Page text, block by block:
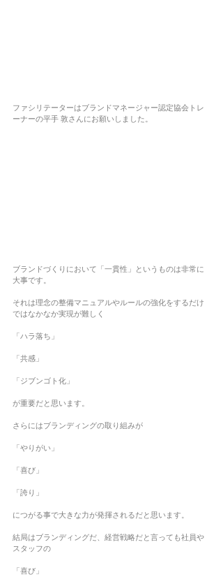
ファシリテーターはブランドマネージャー認定協会トレ
ーナーの平手 敦さんにお願いしました。
ブランドづくりにおいて「一貫性」というものは非常に
大事です。
それは理念の整備マニュアルやルールの強化をするだけ
ではなかなか実現が難しく
「ハラ落ち」
「共感」
「ジブンゴト化」
が重要だと思います。
さらにはブランディングの取り組みが
「やりがい」
「喜び」
「誇り」
につがる事で大きな力が発揮されるだと思います。
結局はブランディングだ、経営戦略だと言っても社員や
スタッフの
「喜び」